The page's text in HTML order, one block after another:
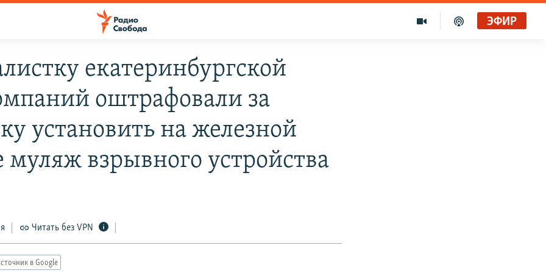
ЭФИР
екатеринбургской
оштрафовали за
установить на железной
муляж взрывного устройства
Читать без VPN
в Google